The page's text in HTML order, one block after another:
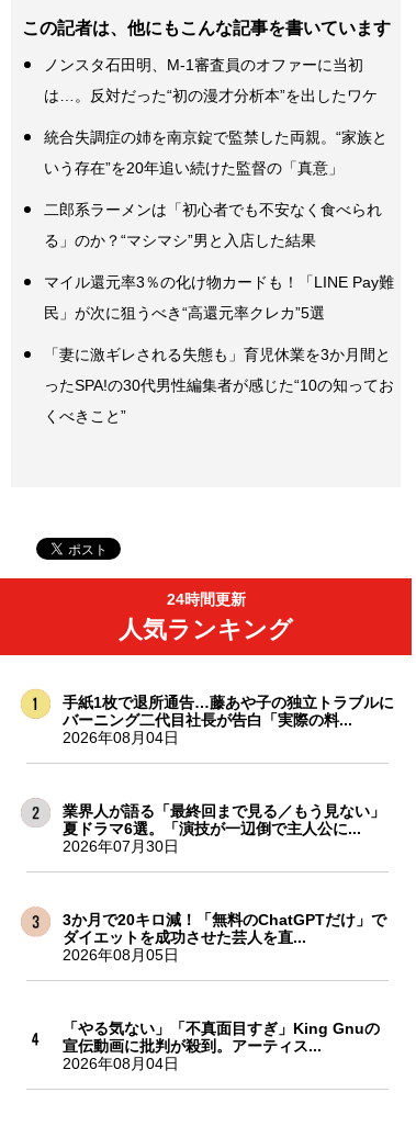
この記者は、他にもこんな記事を書いています
ノンスタ石田明、M-1審査員のオファーに当初
は…。反対だった“初の漫才分析本”を出したワケ
統合失調症の姉を南京錠で監禁した両親。“家族と
いう存在”を20年追い続けた監督の「真意」
二郎系ラーメンは「初心者でも不安なく食べられ
る」のか？“マシマシ”男と入店した結果
マイル還元率3％の化け物カードも！「LINE Pay難
民」が次に狙うべき“高還元率クレカ”5選
「妻に激ギレされる失態も」育児休業を3か月間と
ったSPA!の30代男性編集者が感じた“10の知ってお
くべきこと”
24時間更新
人気ランキング
手紙1枚で退所通告…藤あや子の独立トラブルに
バーニング二代目社長が告白「実際の料...
2026年08月04日
業界人が語る「最終回まで見る／もう見ない」
夏ドラマ6選。「演技が一辺倒で主人公に...
2026年07月30日
3か月で20キロ減！「無料のChatGPTだけ」で
ダイエットを成功させた芸人を直...
2026年08月05日
「やる気ない」「不真面目すぎ」King Gnuの
宣伝動画に批判が殺到。アーティス...
2026年08月04日